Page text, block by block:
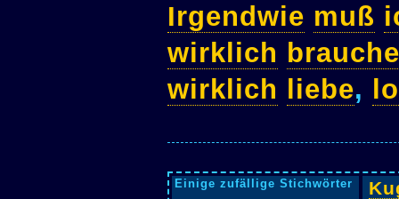
Irgendwie muß
wirklich brauche
wirklich
liebe,
Einige zufällige Stichwörter